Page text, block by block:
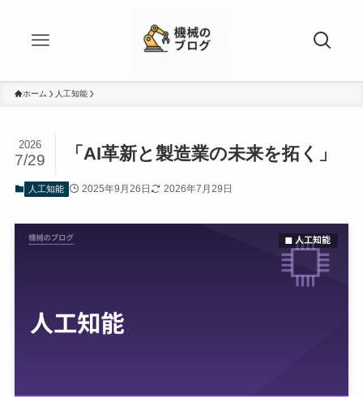
ホーム 人工知能
「AI革新と製造業の未来を拓く」
2026
7/29
人工知能 2025年9月26日 2026年7月29日